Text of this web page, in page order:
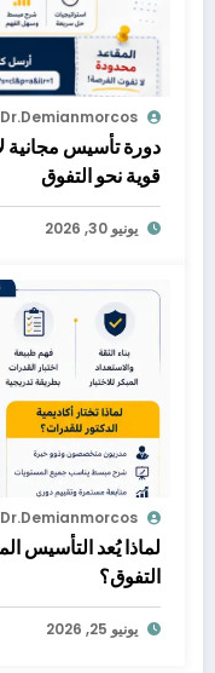
Dr.demianmorcos
دورة تأسيس مجانية
قوية نحو التفوق
يونيو 30, 2026
Dr.demianmorcos
لماذا يُعد التأسيس
التفوق؟
يونيو 25, 2026